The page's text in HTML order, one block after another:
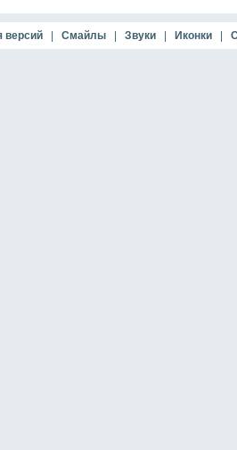
версий Смайлы Звуки Иконки